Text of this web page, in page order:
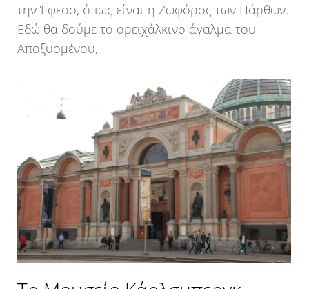
την Έφεσο, όπως είναι η Ζωφόρος των Πάρθων.
Εδώ θα δούμε το ορειχάλκινο άγαλμα του
Αποξυομένου,